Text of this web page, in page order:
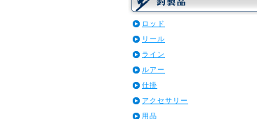
ロッド
リール
ライン
ルアー
仕掛
アクセサリー
用品